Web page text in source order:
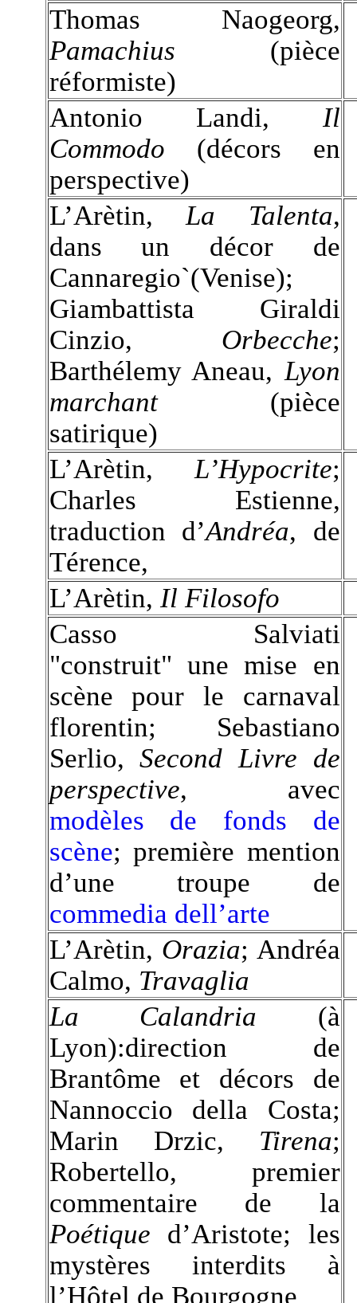
Thomas Naogeorg,
Pamachius (pièce
réformiste)
Antonio Landi, Il
Commodo (décors en
perspective)
L’Arètin, La Talenta,
dans un décor de
Cannaregio`(Venise);
Giambattista Giraldi
Cinzio, Orbecche;
Barthélemy Aneau, Lyon
marchant(pièce
satirique)
L’Arètin, L’Hypocrite;
Charles Estienne,
traduction d’Andréa, de
Térence,
L’Arètin, Il Filosofo
Casso Salviati
"construit" une mise en
scène pour le carnaval
florentin; Sebastiano
Serlio,Second Livre de
perspective, avec
modèles de fonds de
scène; première mention
d’une troupe de
commedia dell’arte
L’Arètin, Orazia; Andréa
Calmo, Travaglia
La Calandria (à
Lyon):direction de
Brantôme et décors de
Nannoccio della Costa;
Marin Drzic, Tirena;
Robertello, premier
commentaire de la
Poétique d’Aristote; les
mystères interdits à
l’Hôtel de Bourgogne